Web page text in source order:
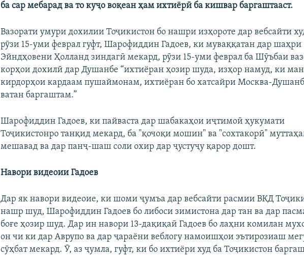
ба сар мебарад ва то куҷо воқеан ҳам ихтиёрӣ ба кишвар баргаштааст.
Вазорати умури дохилии Тоҷикистон бо нашри изҳороте дар вебсайти
рӯзи 15-уми феврал гуфт, Шарофиддин Гадоев, ки муваққатан дар шаҳри
Эйндҳовени Ҳолланд зиндагӣ мекард, рӯзи 15-уми феврал ба Шӯъбаи
корҳои дохилӣ дар Душанбе “ихтиёран ҳозир шуда, изҳор намуд, ки ман
кирдорҳои кардаам пушаймонам, ихтиёран бо хатсайри Москва-
ватан баргаштам.”
Шарофиддин Гадоев, ки пайваста дар шабакаҳои иҷтимоӣ ҳукумати
Тоҷикистонро танқид мекард, ба "қочоқи мошин" ва "сохтакорӣ"
мешавад ва дар панҷ-шаш соли охир дар ҷустуҷу қарор дошт.
Навори видеоии Гадоев
Дар як навори видеоие, ки шоми ҷумъа дар вебсайти расмии ВКД
нашр шуд, Шарофиддин Гадоев бо либоси зимистона дар тан ва дар
боғе ҳозир шуд. Дар ин навори 13-дақиқаӣ Гадоев бо лаҳни комилан
он чи ки дар Аврупо ва дар ҷараёни веблогу намоишҳои эътирозиаш
сӯҳбат мекард. Ӯ, аз ҷумла, гуфт, ки бо ихтиёри худ ба Тоҷикистон